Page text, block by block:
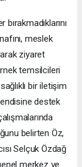
meslek
ziyaret
temsilcileri
bir iletişim
destek
belirten Öz,
Selçuk Özdağ
merkez ve